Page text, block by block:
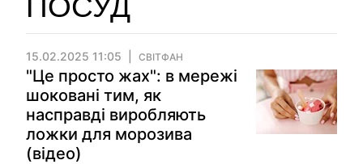
ПОСУД
15.02.2025 11:05 СВІТФАН
"Це просто жах": в мережі
шоковані тим, як
насправді виробляють
ложки для морозива
(відео)